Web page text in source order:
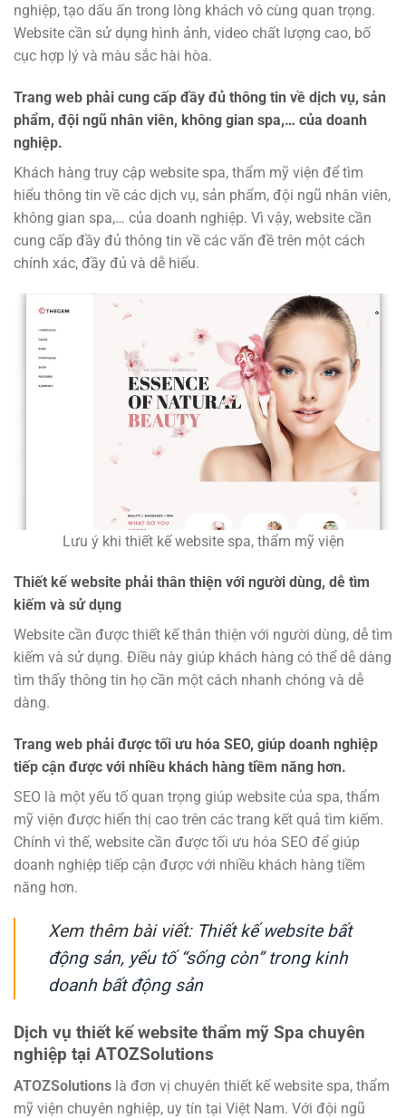
nghiệp, tạo dấu ấn trong lòng khách vô cùng quan trọng.
Website cần sử dụng hình ảnh, video chất lượng cao, bố
cục hợp lý và màu sắc hài hòa.
Trang web phải cung cấp đầy đủ thông tin về dịch vụ, sản
phẩm, đội ngũ nhân viên, không gian spa,… của doanh
nghiệp.
Khách hàng truy cập website spa, thẩm mỹ viện để tìm
hiểu thông tin về các dịch vụ, sản phẩm, đội ngũ nhân viên,
không gian spa,… của doanh nghiệp. Vì vậy, website cần
cung cấp đầy đủ thông tin về các vấn đề trên một cách
chính xác, đầy đủ và dễ hiểu.
Lưu ý khi thiết kế website spa, thẩm mỹ viện
Thiết kế website phải thân thiện với người dùng, dễ tìm
kiếm và sử dụng
Website cần được thiết kế thân thiện với người dùng, dễ tìm
kiếm và sử dụng. Điều này giúp khách hàng có thể dễ dàng
tìm thấy thông tin họ cần một cách nhanh chóng và dễ
dàng.
Trang web phải được tối ưu hóa SEO, giúp doanh nghiệp
tiếp cận được với nhiều khách hàng tiềm năng hơn.
SEO là một yếu tố quan trọng giúp website của spa, thẩm
mỹ viện được hiển thị cao trên các trang kết quả tìm kiếm.
Chính vì thế, website cần được tối ưu hóa SEO để giúp
doanh nghiệp tiếp cận được với nhiều khách hàng tiềm
năng hơn.
Xem thêm bài viết: Thiết kế website bất
động sản, yếu tố “sống còn” trong kinh
doanh bất động sản
Dịch vụ thiết kế website thẩm mỹ Spa chuyên
nghiệp tại ATOZSolutions
ATOZSolutions là đơn vị chuyên thiết kế website spa, thẩm
mỹ viện chuyên nghiệp, uy tín tại Việt Nam. Với đội ngũ